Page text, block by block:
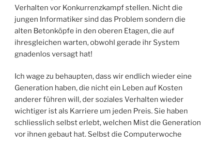
Verhalten vor Konkurrenzkampf stellen. Nicht die
jungen Informatiker sind das Problem sondern die
alten Betonköpfe in den oberen Etagen, die auf
ihresgleichen warten, obwohl gerade ihr System
gnadenlos versagt hat!
Ich wage zu behaupten, dass wir endlich wieder eine
Generation haben, die nicht ein Leben auf Kosten
anderer führen will, der soziales Verhalten wieder
wichtiger ist als Karriere um jeden Preis. Sie haben
schliesslich selbst erlebt, welchen Mist die Generation
vor ihnen gebaut hat. Selbst die Computerwoche